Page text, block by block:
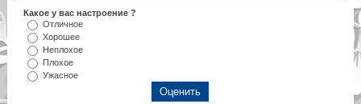
Какое у вас настроение ?
Отличное
Хорошее
Неплохое
Плохое
Ужасное